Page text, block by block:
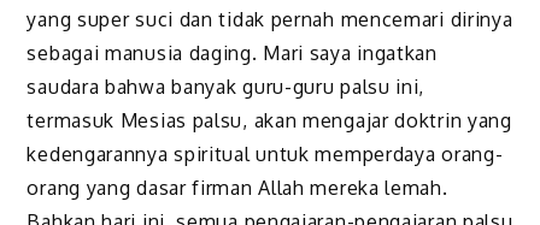
yang super suci dan tidak pernah mencemari dirinya
sebagai manusia daging. Mari saya ingatkan
saudara bahwa banyak guru-guru palsu ini,
termasuk Mesias palsu, akan mengajar doktrin yang
kedengarannya spiritual untuk memperdaya orang-
orang yang dasar firman Allah mereka lemah.